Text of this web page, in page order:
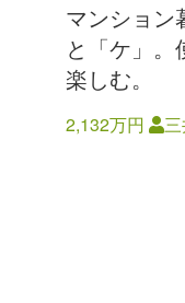
マンション
と「ケ」。
楽しむ。
2,132万円